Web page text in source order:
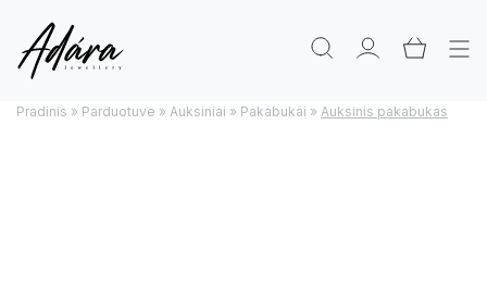
Pradinis » Parduotuve » Auksiniai » Pakabukai » Auksinis pakabukas